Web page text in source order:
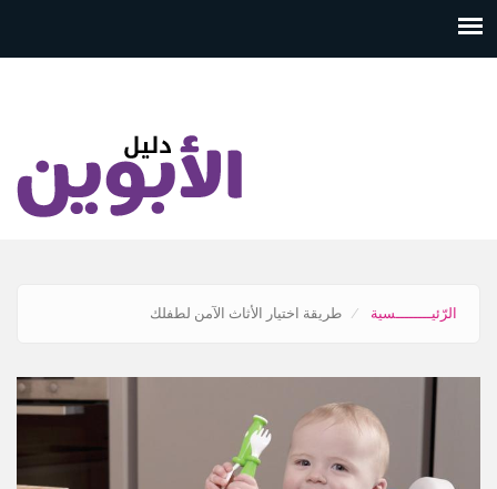
إلى
الرّئيــــــــسية طريقة اختيار الأثاث الآمن لطفلك